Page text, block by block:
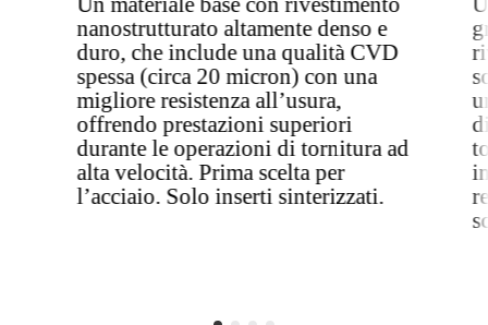
nanostrutturato altamente denso e
duro, che include una qualità CVD
spessa (circa 20 micron) con una
migliore resistenza all’usura,
offrendo prestazioni superiori
durante le operazioni di tornitura ad
alta velocità. Prima scelta per
l’acciaio. Solo inserti sinterizzati.